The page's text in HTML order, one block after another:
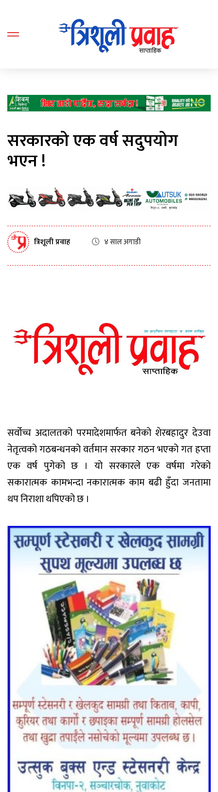
सरकारको एक वर्ष सदुपयोग
भएन !
त्रिशूली प्रवाह ४ साल अगाडी
सर्वोच्च अदालतको परमादेशमार्फत बनेको शेरबहादुर देउवा
नेतृत्वको गठबन्धनको वर्तमान सरकार गठन भएको गत हप्ता
एक वर्ष पुगेको छ । यो सरकारले एक वर्षमा गरेको
सकारात्मक कामभन्दा नकारात्मक काम बढी हुँदा जनतामा
थप निराशा थपिएको छ ।